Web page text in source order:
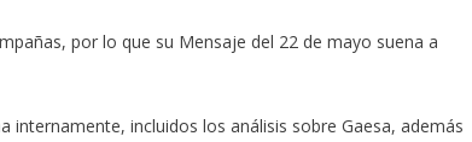
por lo que su Mensaje del 22 de mayo suena a
incluidos los análisis sobre Gaesa, además